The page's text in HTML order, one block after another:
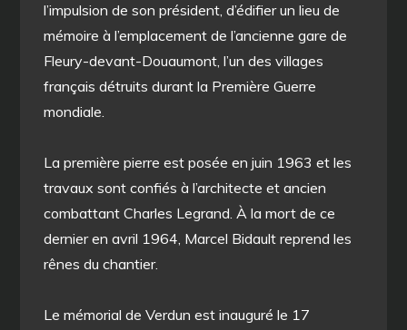
l’impulsion de son président, d’édifier un lieu de
mémoire à l’emplacement de l’ancienne gare de
Fleury-devant-Douaumont, l’un des villages
français détruits durant la Première Guerre
mondiale.
La première pierre est posée en juin 1963 et les
travaux sont confiés à l’architecte et ancien
combattant Charles Legrand. À la mort de ce
dernier en avril 1964, Marcel Bidault reprend les
rênes du chantier.
Le mémorial de Verdun est inauguré le 17